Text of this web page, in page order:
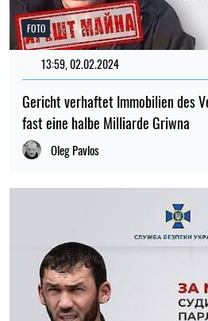
FOTO
13:59, 02.02.2024
Gericht verhaftet Immobilien des
fast eine halbe Milliarde Griwna
Oleg Pavlos